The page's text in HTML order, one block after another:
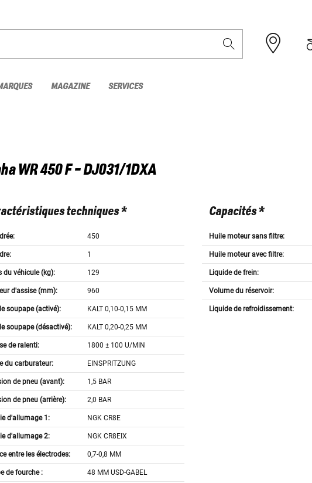
MAGAZINE SERVICES
WR 450 F - DJ031/1DXA
techniques *
450
1
du véhicule (kg): 129
d'assise (mm): 960
soupape (activé): KALT 0,10-0,15 MM
soupape (désactivé): KALT 0,20-0,25 MM
de ralenti: 1800 ± 100 U/MIN
du carburateur: EINSPRITZUNG
de pneu (avant): 1,5 BAR
de pneu (arrière): 2,0 BAR
d'allumage 1: NGK CR8E
d'allumage 2: NGK CR8EIX
entre les électrodes: 0,7-0,8 MM
de fourche : 48 MM USD-GABEL
Capacités *
Huile moteur sans filtre:
Huile moteur avec filtre:
Liquide de frein:
Volume du réservoir:
Liquide de refroidissement: